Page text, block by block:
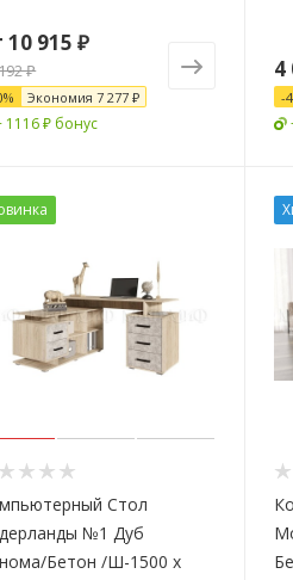
10 915 ₽
₽
% Экономия7 277 ₽
1116 ₽ бонус
4
-
Стол
№1 Дуб
Бетон /Ш-1500 x